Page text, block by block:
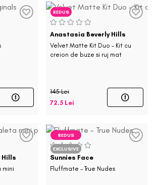
REDUS
Anastasia Beverly Hills
Velvet Matte Kit Duo - Kit cu
creion de buze si ruj mat
145 Lei
72.5 Lei
Hills
mini
REDUS
EXCLUSIVE
Sunnies Face
Fluffmate - True Nudes